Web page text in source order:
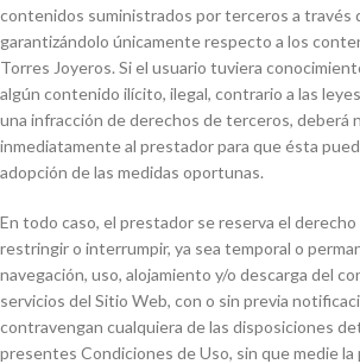
contenidos suministrados por terceros a través
garantizándolo únicamente respecto a los
Torres Joyeros. Si el usuario tuviera
algún contenido ilícito, ilegal, contrario a las
una infracción de derechos de terceros, deberá
inmediatamente al prestador para que ésta
adopción de las medidas oportunas.
En todo caso, el prestador se reserva el derecho
restringir o interrumpir, ya sea temporal o
navegación, uso, alojamiento y/o descarga del
servicios del Sitio Web, con o sin previa
contravengan cualquiera de las disposiciones
presentes Condiciones de Uso, sin que medie la